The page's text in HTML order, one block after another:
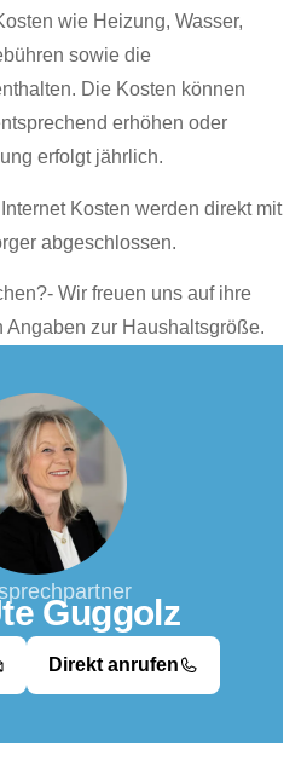
wie Heizung, Wasser,
sowie die
Die Kosten können
erhöhen oder
erfolgt jährlich.
Kosten werden direkt mit
abgeschlossen.
Wir freuen uns auf ihre
zur Haushaltsgröße.
Guggolz
Direkt anrufen